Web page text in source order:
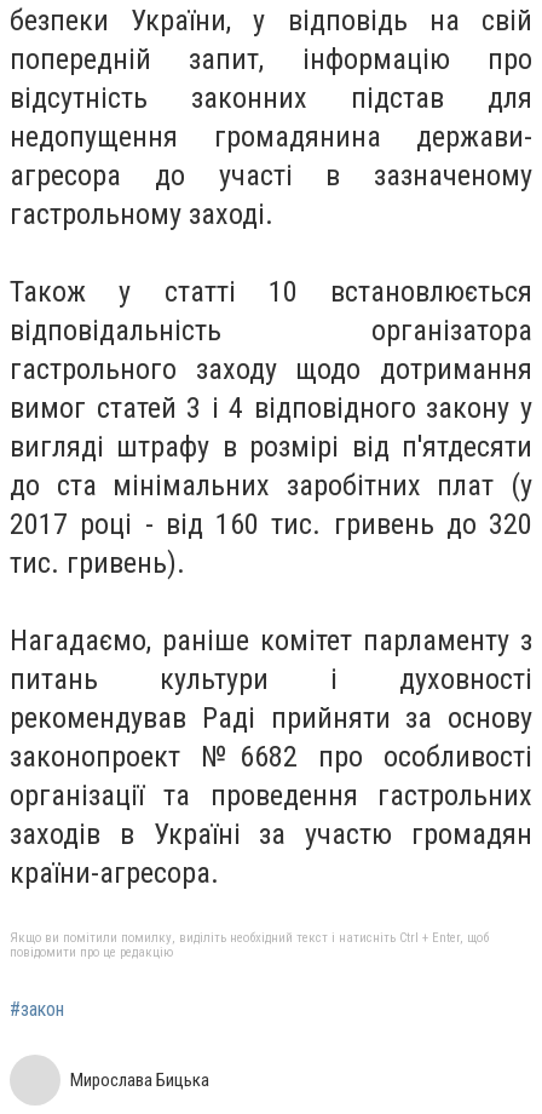
безпеки України, у відповідь на свій
попередній запит, інформацію про
відсутність законних підстав для
недопущення громадянина держави-
агресора до участі в зазначеному
гастрольному заході.
Також у статті 10 встановлюється
відповідальність організатора
гастрольного заходу щодо дотримання
вимог статей 3 і 4 відповідного закону у
вигляді штрафу в розмірі від п'ятдесяти
до ста мінімальних заробітних плат (у
2017 році - від 160 тис. гривень до 320
тис. гривень).
Нагадаємо, раніше комітет парламенту з
питань культури і духовності
рекомендував Раді прийняти за основу
законопроект №6682 про особливості
організації та проведення гастрольних
заходів в Україні за участю громадян
країни-агресора.
Якщо ви помітили помилку, виділіть необхідний текст і натисніть Ctrl + Enter, щоб
повідомити про це редакцію
#закон
Мирослава Бицька